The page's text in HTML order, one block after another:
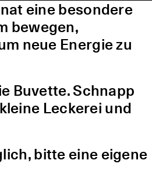
eine besondere
bewegen,
neue Energie zu
Buvette. Schnapp
Leckerei und
bitte eine eigene